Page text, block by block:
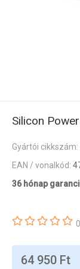
Silicon
Gyártói cikkszám:
EAN / vonalkód:
36 hónap
64 950 Ft